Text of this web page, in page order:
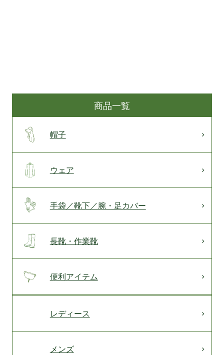
商品一覧
帽子
ウェア
手袋／靴下／腕・足カバー
長靴・作業靴
便利アイテム
レディース
メンズ